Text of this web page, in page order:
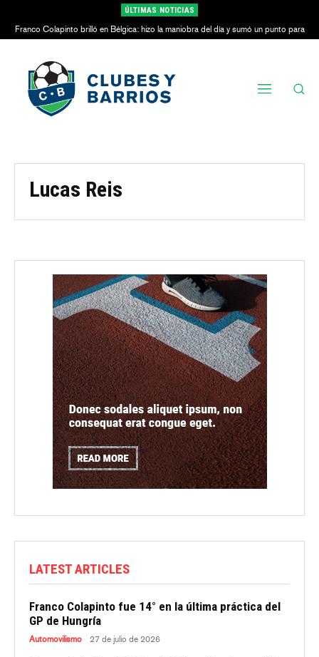
ÚLTIMAS NOTICIAS
Franco Colapinto brilló en Bélgica: hizo la maniobra del día y sumó un punto para
Alpine
Lucas Reis
LATEST ARTICLES
Franco Colapinto fue 14° en la última práctica del
GP de Hungría
Automovilismo 27 de julio de 2026